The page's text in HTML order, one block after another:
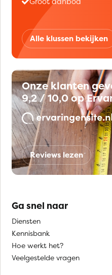
Alle klussen bekijken
Onze klanten
9,2 / 10,0 op
Reviews lezen
Ga snel naar
Diensten
Kennisbank
Hoe werkt het?
Veelgestelde vragen